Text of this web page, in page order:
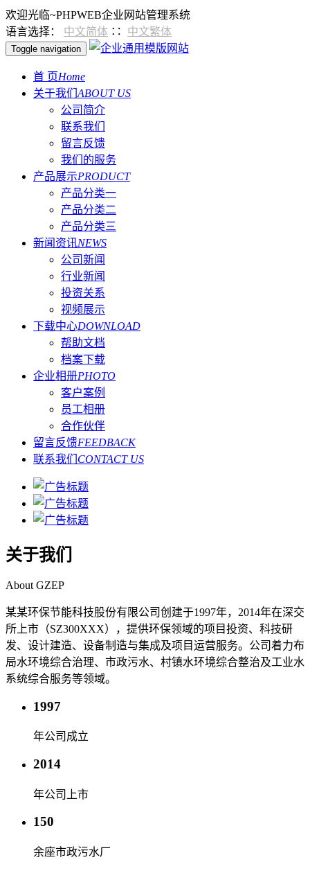
欢迎光临~PHPWEB企业网站管理系统
语言选择： 中文简体 ∷ 中文繁体
Toggle navigation
首 页Home
关于我们 ABOUT US
公司简介
联系我们
留言反馈
我们的服务
产品展示PRODUCT
产品分类一
产品分类二
产品分类三
新闻资讯NEWS
公司新闻
行业新闻
投资关系
视频展示
下载中心DOWNLOAD
帮助文档
档案下载
企业相册PHOTO
客户案例
员工相册
合作伙伴
留言反馈FEEDBACK
联系我们 CONTACT US
关于我们
About GZEP
某某环保节能科技股份有限公司创建于1997年，2014年在深交
所上市（SZ300XXX），提供环保领域的项目投资、科技研
发、设计建造、设备制造与集成及项目运营服务。公司着力布
局水环境综合治理、市政污水、村镇水环境综合整治及工业水
系统综合服务等领域。
1997
年公司成立
2014
年公司上市
150
余座市政污水厂